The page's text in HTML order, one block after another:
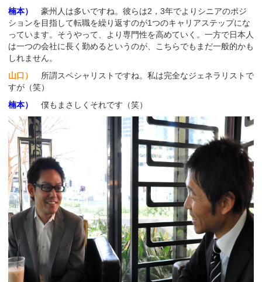
楠本）
豪州人は多いですね。彼らは2，3年でよりシニアのポジ
ションを目指して転職を繰り返すのが1つのキャリアステップにな
っています。そうやって、より専門性を高めていく。一方で日本人
は一つの会社に長く勤めるというのが、こちらでもまだ一般的かも
しれません。
山口）
所謂スペシャリストですね。私は完全なジェネラリストで
すが（笑）
楠本）
僕もまさしくそれです（笑）